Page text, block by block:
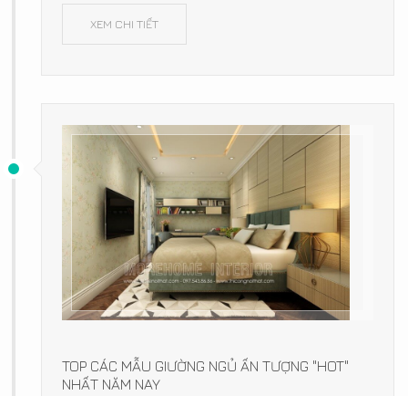
XEM CHI TIẾT
TOP CÁC MẪU GIƯỜNG NGỦ ẤN TƯỢNG "HOT"
NHẤT NĂM NAY